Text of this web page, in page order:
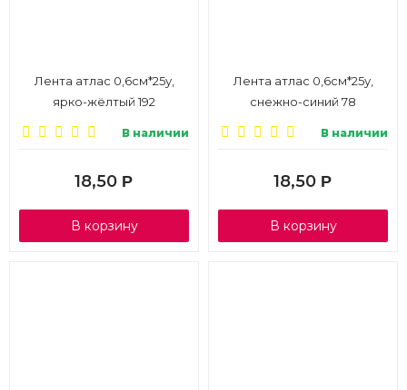
Лента атлас 0,6см*25у,
ярко-жёлтый 192
В наличии
18,50 Р
В корзину
Лента атлас 0,6см*25у,
снежно-синий 78
В наличии
18,50 Р
В корзину